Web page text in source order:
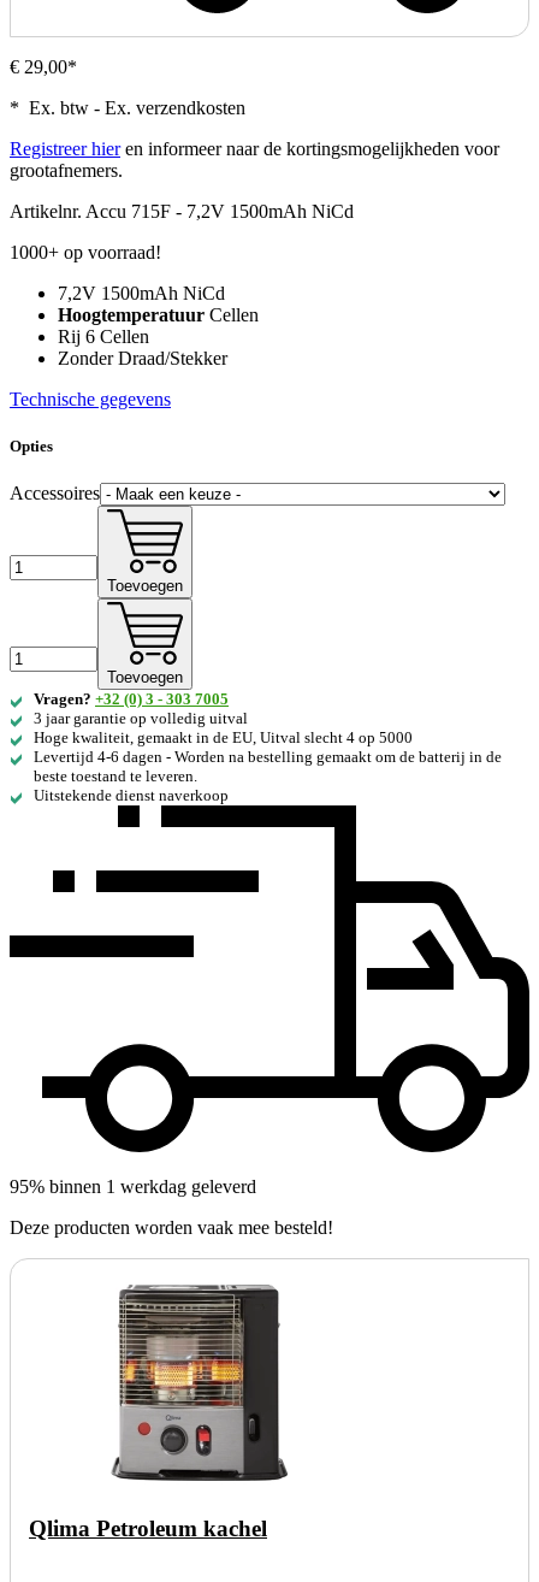
€ 29,00*
* Ex. btw - Ex. verzendkosten
Registreer hieren informeer naar de kortingsmogelijkheden voor
grootafnemers.
Artikelnr. Accu 715F - 7,2V 1500mAh NiCd
1000+ op voorraad!
7,2V 1500mAh NiCd
Hoogtemperatuur Cellen
Rij 6 Cellen
Zonder Draad/Stekker
Technische gegevens
Opties
Accessoires
Toevoegen
Toevoegen
Vragen? +32 (0) 3 - 303 7005
3 jaar garantie op volledig uitval
Hoge kwaliteit, gemaakt in de EU, Uitval slecht 4 op 5000
Levertijd 4-6 dagen - Worden na bestelling gemaakt om de batterij in de
beste toestand te leveren.
Uitstekende dienst naverkoop
95% binnen 1 werkdag geleverd
Deze producten worden vaak mee besteld!
Qlima Petroleum kachel